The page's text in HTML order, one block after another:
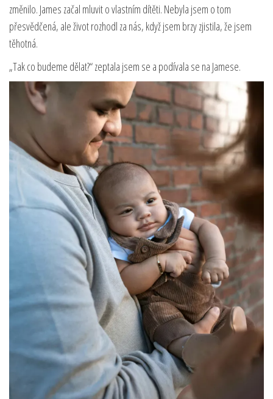
změnilo. James začal mluvit o vlastním dítěti. Nebyla jsem o tom
přesvědčená, ale život rozhodl za nás, když jsem brzy zjistila, že jsem
těhotná.
„Tak co budeme dělat?“ zeptala jsem se a podívala se na Jamese.